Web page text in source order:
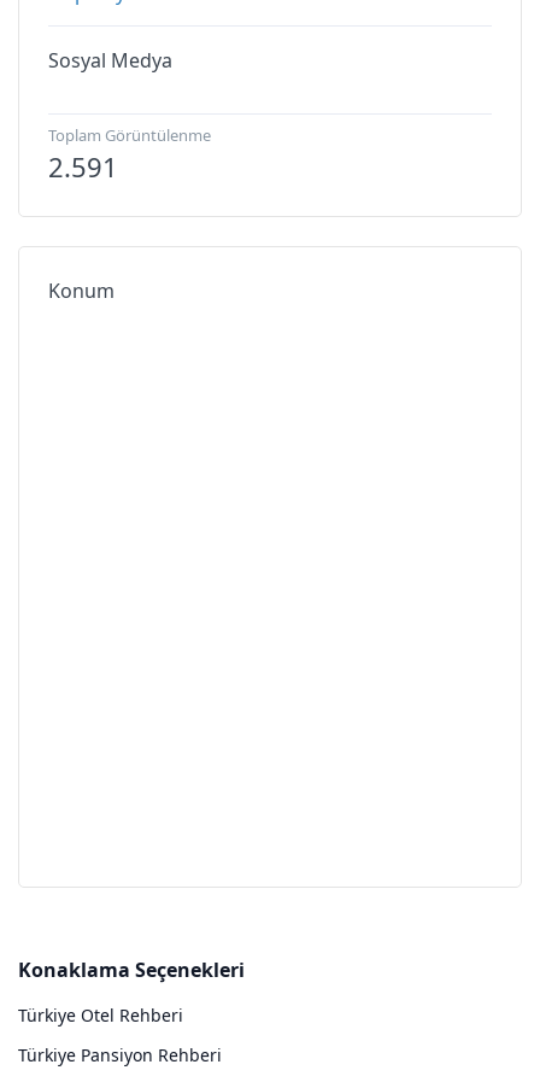
Sosyal Medya
Toplam Görüntülenme
2.591
Konum
Konaklama Seçenekleri
Türkiye Otel Rehberi
Türkiye Pansiyon Rehberi